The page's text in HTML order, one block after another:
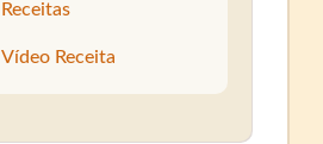
Receitas
Vídeo Receita